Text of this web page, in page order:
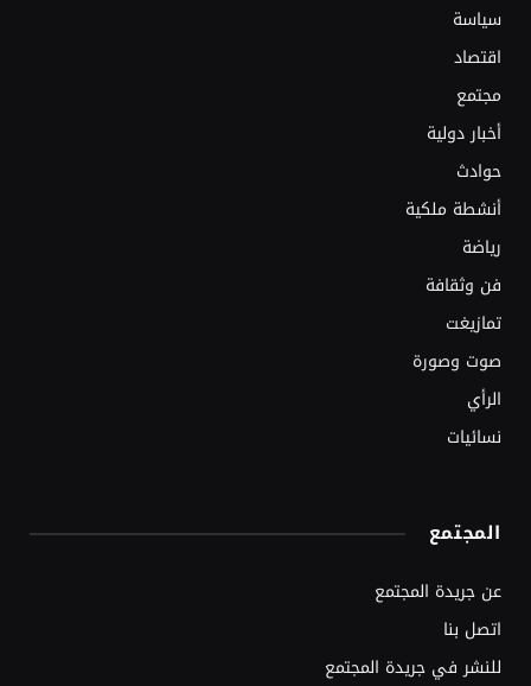
سياسة
اقتصاد
مجتمع
أخبار دولية
حوادث
أنشطة ملكية
رياضة
فن وثقافة
تمازيغت
صوت وصورة
الرأي
نسائيات
المجتمع
عن جريدة المجتمع
اتصل بنا
للنشر في جريدة المجتمع